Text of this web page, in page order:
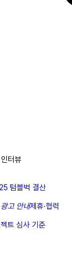
텀블벅 결산
고 안내제휴·협력
트 심사 기준
터뷰